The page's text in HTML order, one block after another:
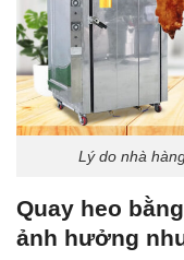
Lý do nhà
Quay heo
ảnh hưởng